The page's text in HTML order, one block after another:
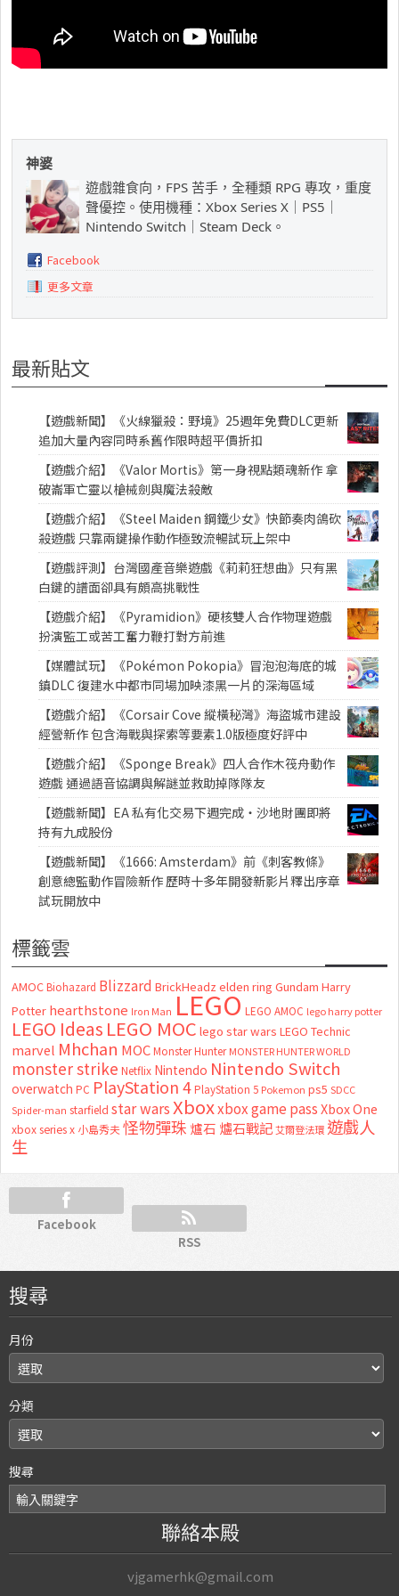
神婆
遊戲雜食向，FPS 苦手，全種類 RPG 專攻，重度
聲優控。使用機種：Xbox Series X｜PS5｜
Nintendo Switch｜Steam Deck。
Facebook
更多文章
最新貼文
【遊戲新聞】《火線獵殺：野境》25週年免費DLC更新
追加大量內容同時系舊作限時超平價折扣
【遊戲介紹】《Valor Mortis》第一身視點類魂新作 拿
破崙軍亡靈以槍械劍與魔法殺敵
【遊戲介紹】《Steel Maiden 鋼鐵少女》快節奏肉鴿砍
殺遊戲 只靠兩鍵操作動作極致流暢試玩上架中
【遊戲評測】台灣國產音樂遊戲《莉莉狂想曲》只有黑
白鍵的譜面卻具有頗高挑戰性
【遊戲介紹】《Pyramidion》硬核雙人合作物理遊戲
扮演監工或苦工奮力鞭打對方前進
【媒體試玩】《Pokémon Pokopia》冒泡泡海底的城
鎮DLC 復建水中都市同場加映漆黑一片的深海區域
【遊戲介紹】《Corsair Cove 縱橫秘灣》海盜城市建設
經營新作 包含海戰與探索等要素1.0版極度好評中
【遊戲介紹】《Sponge Break》四人合作木筏舟動作
遊戲 通過語音協調與解謎並救助掉隊隊友
【遊戲新聞】EA 私有化交易下週完成・沙地財團即將
持有九成股份
【遊戲新聞】《1666: Amsterdam》前《刺客教條》
創意總監動作冒險新作 歷時十多年開發新影片釋出序章
試玩開放中
標籤雲
AMOC Biohazard Blizzard BrickHeadz elden ring Gundam Harry
Potter hearthstone Iron Man LEGO LEGO AMOC lego harry potter
LEGO Ideas LEGO MOC lego star wars LEGO Technic
marvel Mhchan MOC Monster Hunter MONSTER HUNTER WORLD
monster strike Netflix Nintendo Nintendo Switch
overwatch PC PlayStation 4 PlayStation 5 Pokemon ps5 SDCC
Spider-man starfield star warsXboxxbox game passXbox One
xbox series x 小島秀夫怪物彈珠 爐石 爐石戰記艾爾登法環 遊戲人
生
Facebook
RSS
搜尋
月份
分類
搜尋
聯絡本殿
vjgamerhk@gmail.com